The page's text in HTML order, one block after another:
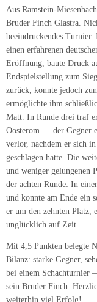
Aus Ramstein-
Bruder Finch Glastra.
beeindruckendes
einen erfahrenen
Eröffnung, baute Druck
Endspielstellung zum
zurück, konnte jedoch
ermöglichte ihm
Matt. In Runde drei traf
Oosterom — der Gegner
verlor, nachdem er sich
geschlagen hatte. Die
und weniger gelungenen
der achten Runde: In
und konnte am Ende ein
er um den zehnten Platz,
unglücklich auf Zeit.
Mit 4,5 Punkten belegte
Bilanz: starke Gegner,
bei einem Schachturnier
sein Bruder Finch.
weiterhin viel Erfolg!